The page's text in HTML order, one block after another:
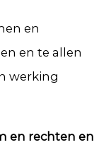
en
en te allen
werking
en rechten en